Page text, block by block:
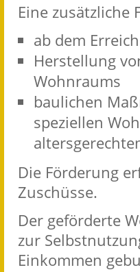
Eine zusätzliche
ab dem
Herstellung
Wohnraums
baulichen
speziellen
Die Förderung
Zuschüsse.
Der geförderte
zur
Einkommen